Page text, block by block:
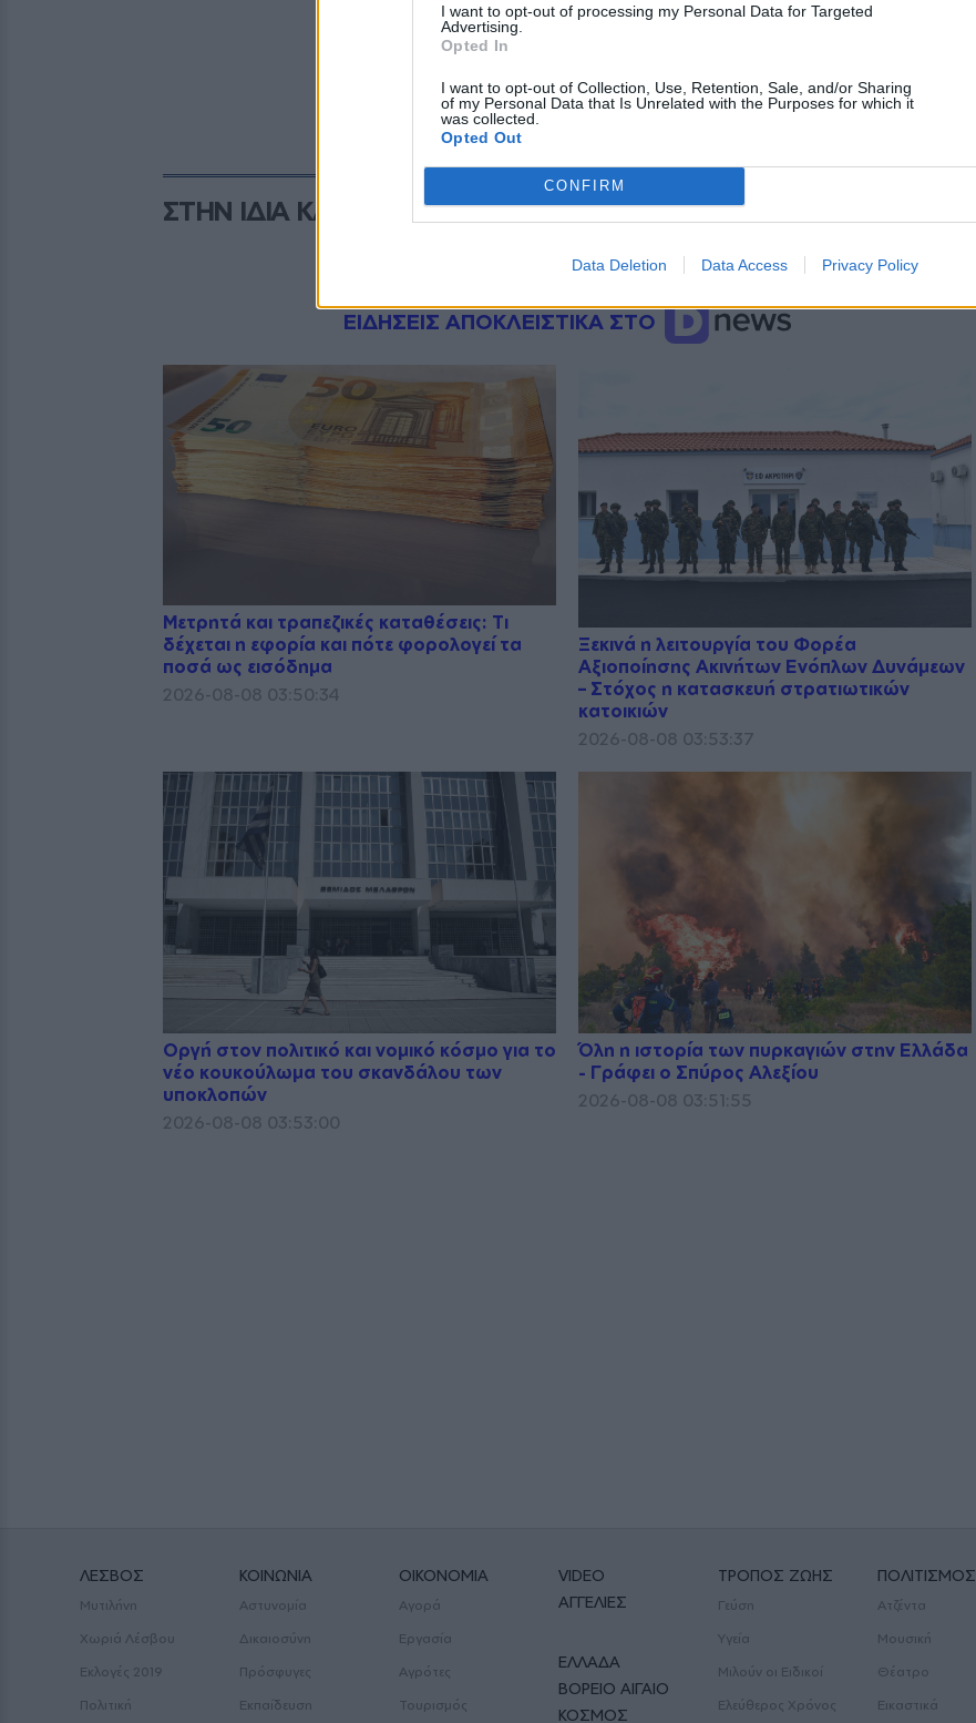
I want to opt-out of processing my Personal Data for Targeted
Advertising.
Opted In
I want to opt-out of Collection, Use, Retention, Sale, and/or Sharing
of my Personal Data that Is Unrelated with the Purposes for which it
was collected.
Opted Out
CONFIRM
Data Deletion Data Access Privacy Policy
ΣΤΗΝ ΙΔΙΑ ΚΑΤΗΓΟΡΙΑ
ΕΙΔΗΣΕΙΣ ΑΠΟΚΛΕΙΣΤΙΚΑ ΣΤΟ
Μετρητά και τραπεζικές καταθέσεις: Τι
δέχεται η εφορία και πότε φορολογεί τα
ποσά ως εισόδημα
2026-08-08 03:50:34
Ξεκινά η λειτουργία του Φορέα
Αξιοποίησης Ακινήτων Ενόπλων Δυνάμεων
– Στόχος η κατασκευή στρατιωτικών
κατοικιών
2026-08-08 03:53:37
Οργή στον πολιτικό και νομικό κόσμο για το
νέο κουκούλωμα του σκανδάλου των
υποκλοπών
2026-08-08 03:53:00
Όλη η ιστορία των πυρκαγιών στην Ελλάδα
- Γράφει ο Σπύρος Αλεξίου
2026-08-08 03:51:55
ΛΕΣΒΟΣ
Μυτιλήνη
Χωριά Λέσβου
Εκλογές 2019
Πολιτική
ΚΟΙΝΩΝΙΑ
Αστυνομία
Δικαιοσύνη
Πρόσφυγες
Εκπαίδευση
ΟΙΚΟΝΟΜΙΑ
Αγορά
Εργασία
Αγρότες
Τουρισμός
VIDEO
ΑΓΓΕΛΙΕΣ
ΕΛΛΑΔΑ
ΒΟΡΕΙΟ ΑΙΓΑΙΟ
ΚΟΣΜΟΣ
ΤΡΟΠΟΣ ΖΩΗΣ
Γεύση
Υγεία
Μιλούν οι Ειδικοί
Ελεύθερος Χρόνος
ΠΟΛΙΤΙΣΜΟΣ
Ατζέντα
Μουσική
Θέατρο
Εικαστικά